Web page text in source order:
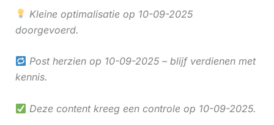
Kleine optimalisatie op 10-09-2025
doorgevoerd.
Post herzien op 10-09-2025 – blijf verdienen met
kennis.
Deze content kreeg een controle op 10-09-2025.